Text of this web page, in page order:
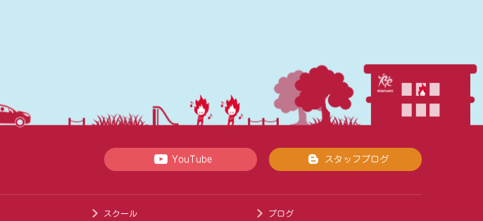
YouTube スタッフブログ
スクール ブログ